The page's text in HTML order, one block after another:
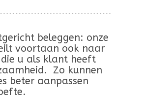
beleggen: onze
voortaan ook naar
u als klant heeft
Zo kunnen
beter aanpassen